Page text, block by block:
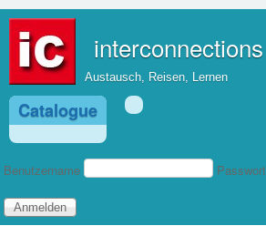
interconnections
Austausch, Reisen, Lernen
Catalogue
Benutzeranmeldung
Benutzername Passwort